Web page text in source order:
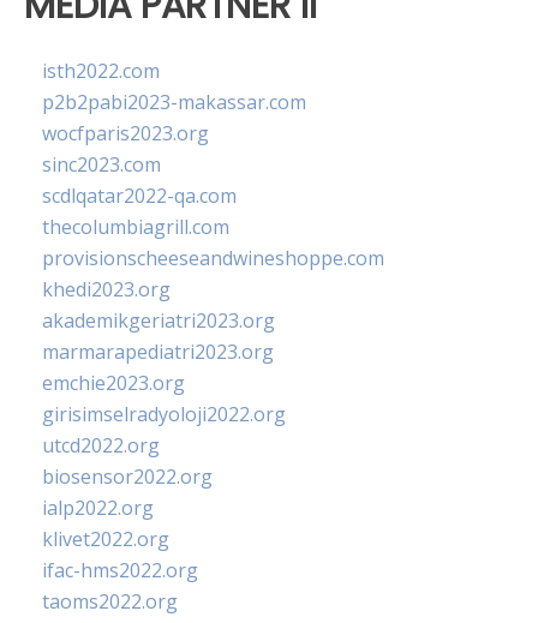
isth2022.com
p2b2pabi2023-makassar.com
wocfparis2023.org
sinc2023.com
scdlqatar2022-qa.com
thecolumbiagrill.com
provisionscheeseandwineshoppe.com
khedi2023.org
akademikgeriatri2023.org
marmarapediatri2023.org
emchie2023.org
girisimselradyoloji2022.org
utcd2022.org
biosensor2022.org
ialp2022.org
klivet2022.org
ifac-hms2022.org
taoms2022.org